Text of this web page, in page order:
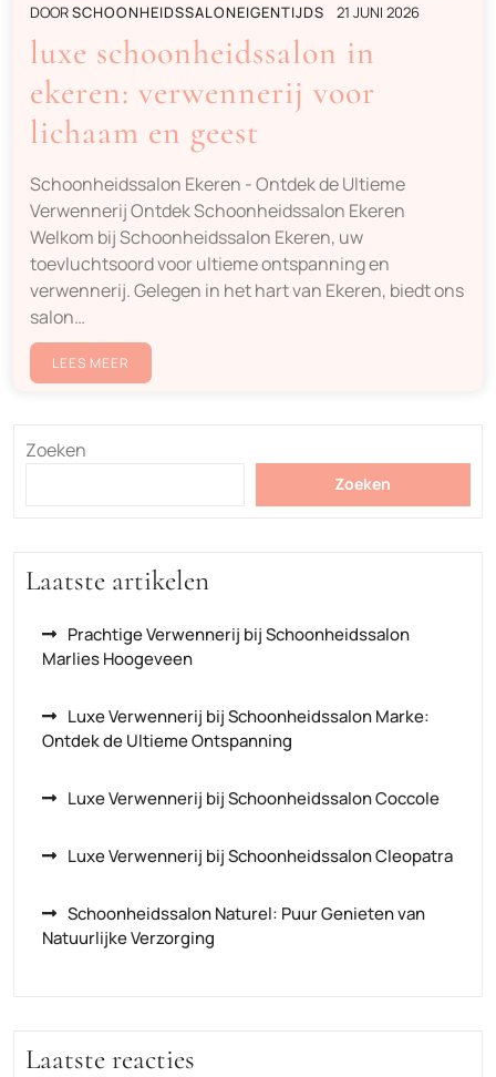
DOORSCHOONHEIDSSALONEIGENTIJDS 21 JUNI 2026
luxe schoonheidssalon in
ekeren: verwennerij voor
lichaam en geest
Schoonheidssalon Ekeren - Ontdek de Ultieme
Verwennerij Ontdek Schoonheidssalon Ekeren
Welkom bij Schoonheidssalon Ekeren, uw
toevluchtsoord voor ultieme ontspanning en
verwennerij. Gelegen in het hart van Ekeren, biedt ons
salon…
LEES MEER
Zoeken
Zoeken
Laatste artikelen
Prachtige Verwennerij bij Schoonheidssalon
Marlies Hoogeveen
Luxe Verwennerij bij Schoonheidssalon Marke:
Ontdek de Ultieme Ontspanning
Luxe Verwennerij bij Schoonheidssalon Coccole
Luxe Verwennerij bij Schoonheidssalon Cleopatra
Schoonheidssalon Naturel: Puur Genieten van
Natuurlijke Verzorging
Laatste reacties